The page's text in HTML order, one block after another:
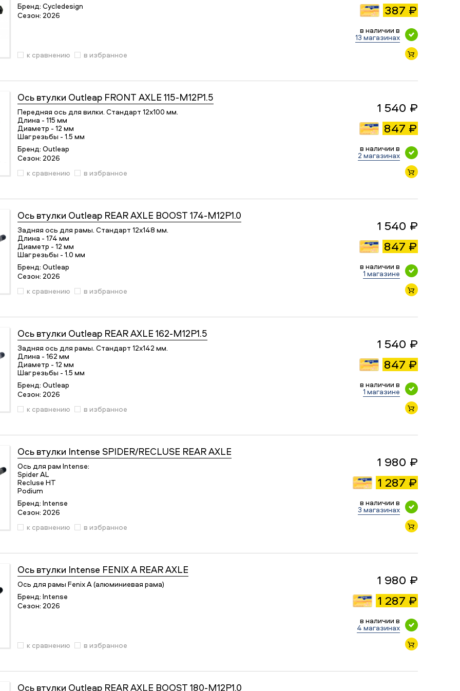
Бренд: Cycledesign
Сезон: 2026
387 ₽
в наличии в
13 магазинах
к сравнению
в избранное
Ось втулки Outleap FRONT AXLE 115-M12P1.5
Передняя ось для вилки. Стандарт 12х100 мм.
Длина - 115 мм
Диаметр - 12 мм
Шаг резьбы - 1.5 мм
Бренд: Outleap
Сезон: 2026
1 540 ₽
847 ₽
в наличии в
2 магазинах
к сравнению
в избранное
Ось втулки Outleap REAR AXLE BOOST 174-M12P1.0
Задняя ось для рамы. Стандарт 12х148 мм.
Длина - 174 мм
Диаметр - 12 мм
Шаг резьбы - 1.0 мм
Бренд: Outleap
Сезон: 2026
1 540 ₽
847 ₽
в наличии в
1 магазине
к сравнению
в избранное
Ось втулки Outleap REAR AXLE 162-M12P1.5
Задняя ось для рамы. Стандарт 12х142 мм.
Длина - 162 мм
Диаметр - 12 мм
Шаг резьбы - 1.5 мм
Бренд: Outleap
Сезон: 2026
1 540 ₽
847 ₽
в наличии в
1 магазине
к сравнению
в избранное
Ось втулки Intense SPIDER/RECLUSE REAR AXLE
Ось для рам Intense:
Spider AL
Recluse HT
Podium
Бренд: Intense
Сезон: 2026
1 980 ₽
1 287 ₽
в наличии в
3 магазинах
к сравнению
в избранное
Ось втулки Intense FENIX A REAR AXLE
Ось для рамы Fenix A (алюминиевая рама)
Бренд: Intense
Сезон: 2026
1 980 ₽
1 287 ₽
в наличии в
4 магазинах
к сравнению
в избранное
Ось втулки Outleap REAR AXLE BOOST 180-M12P1.0